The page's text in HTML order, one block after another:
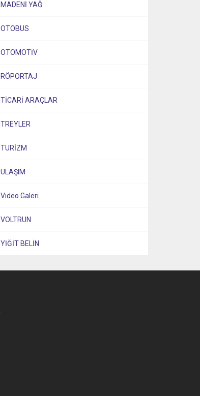
MADENİ YAĞ
OTOBUS
OTOMOTİV
RÖPORTAJ
TİCARİ ARAÇLAR
TREYLER
TURİZM
ULAŞIM
Video Galeri
VOLTRUN
YİĞİT BELİN